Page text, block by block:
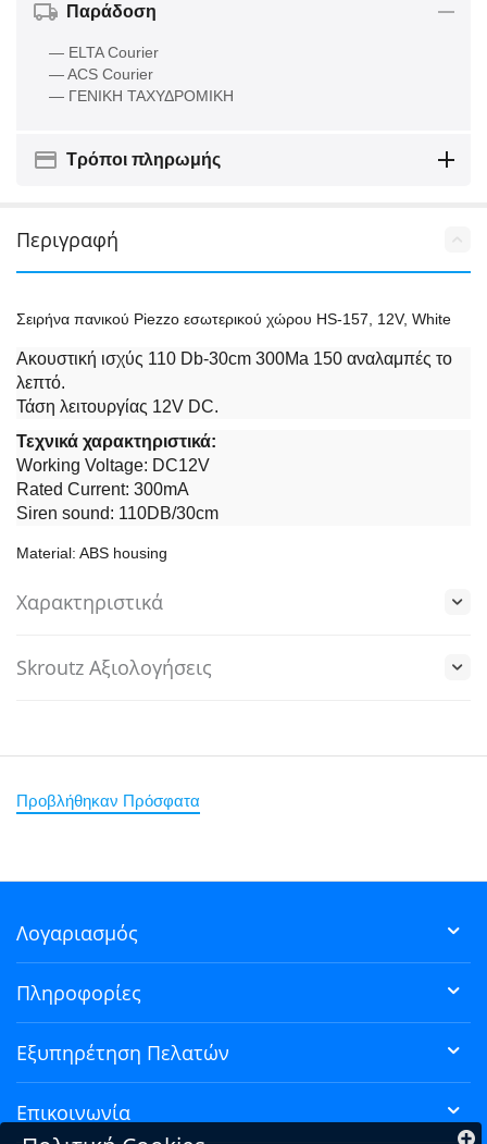
Παράδοση
— ELTA Courier
— ACS Courier
— ΓΕΝΙΚΗ ΤΑΧΥΔΡΟΜΙΚΗ
Τρόποι πληρωμής
Περιγραφή
Σειρήνα πανικού Piezzo εσωτερικού χώρου HS-157, 12V, White
Ακουστική ισχύς 110 Db-30cm 300Ma 150 αναλαμπές το
λεπτό.
Τάση λειτουργίας 12V DC.
Τεχνικά χαρακτηριστικά:
Working Voltage: DC12V
Rated Current: 300mA
Siren sound: 110DB/30cm
Material: ABS housing
Χαρακτηριστικά
Skroutz Αξιολογήσεις
Προβλήθηκαν Πρόσφατα
Λογαριασμός
Πληροφορίες
Εξυπηρέτηση Πελατών
Επικοινωνία